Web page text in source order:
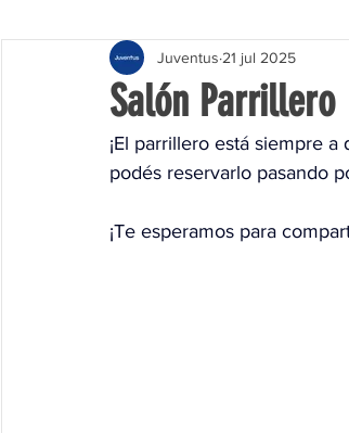
Contenido Informativo
Salón Parrillero
Juventus 21 jul 2025
¡El parrillero está siempre
podés reservarlo pasando
¡Te esperamos para